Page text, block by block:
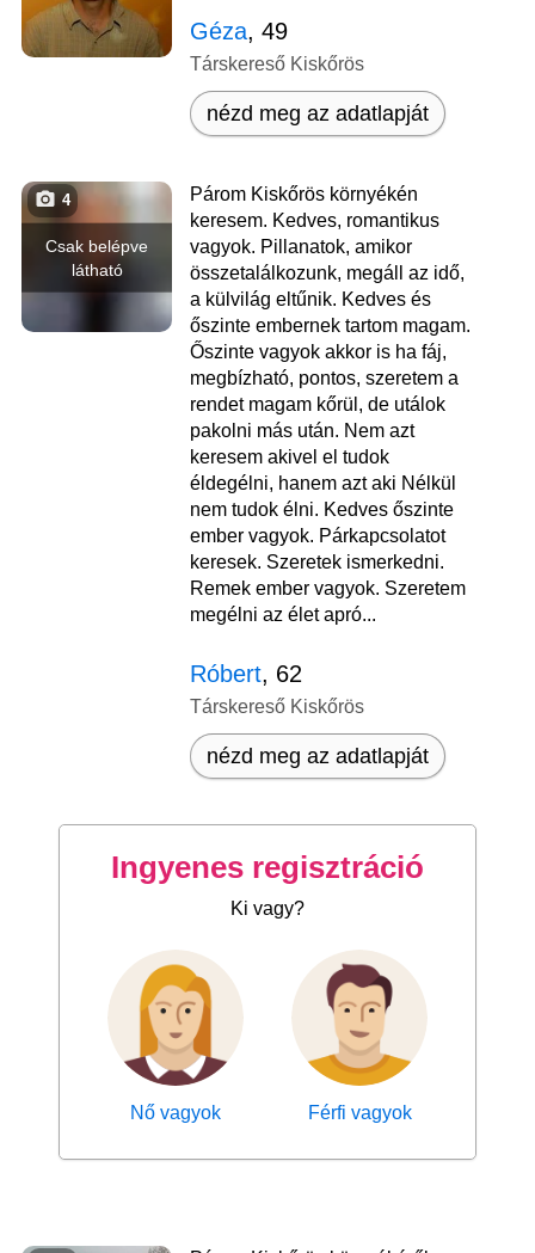
Géza, 49
Társkereső Kiskőrös
nézd meg az adatlapját
Csak belépve
látható
4
Párom Kiskőrös környékén
keresem. Kedves, romantikus
vagyok. Pillanatok, amikor
összetalálkozunk, megáll az idő,
a külvilág eltűnik. Kedves és
őszinte embernek tartom magam.
Őszinte vagyok akkor is ha fáj,
megbízható, pontos, szeretem a
rendet magam kőrül, de utálok
pakolni más után. Nem azt
keresem akivel el tudok
éldegélni, hanem azt aki Nélkül
nem tudok élni. Kedves őszinte
ember vagyok. Párkapcsolatot
keresek. Szeretek ismerkedni.
Remek ember vagyok. Szeretem
megélni az élet apró...
Róbert, 62
Társkereső Kiskőrös
nézd meg az adatlapját
Ingyenes regisztráció
Ki vagy?
Nő vagyok Férfi vagyok